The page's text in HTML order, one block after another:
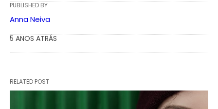
PUBLISHED BY
Anna Neiva
5 ANOS ATRÁS
RELATED POST